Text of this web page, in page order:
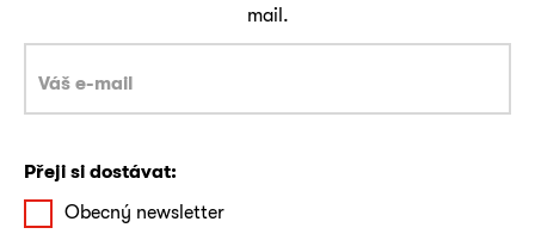
mail.
Přeji si dostávat:
Obecný newsletter